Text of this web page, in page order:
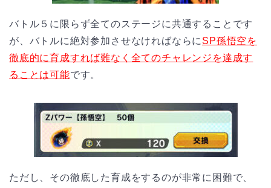
バトル５に限らず全てのステージに共通することです
が、バトルに絶対参加させなければならに SP孫悟空を
徹底的に育成すれば難なく全てのチャレンジを達成す
ることは可能です。
ただし、その徹底した育成をするのが非常に困難で、